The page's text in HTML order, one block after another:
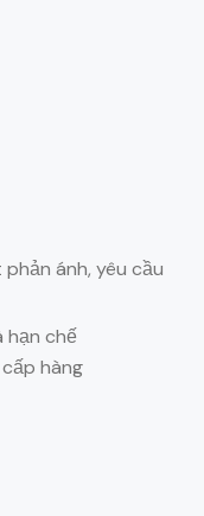
ánh, yêu cầu
hạn chế
hàng